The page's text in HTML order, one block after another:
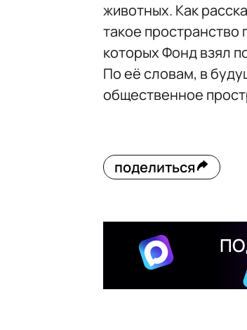
животных. Как
такое пространство
которых Фонд взял
По её словам, в
общественное
поделиться